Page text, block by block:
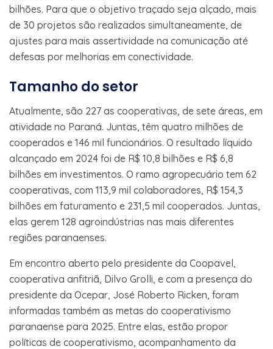
bilhões. Para que o objetivo traçado seja alçado, mais
de 30 projetos são realizados simultaneamente, de
ajustes para mais assertividade na comunicação até
defesas por melhorias em conectividade.
Tamanho do setor
Atualmente, são 227 as cooperativas, de sete áreas, em
atividade no Paraná. Juntas, têm quatro milhões de
cooperados e 146 mil funcionários. O resultado líquido
alcançado em 2024 foi de R$ 10,8 bilhões e R$ 6,8
bilhões em investimentos. O ramo agropecuário tem 62
cooperativas, com 113,9 mil colaboradores, R$ 154,3
bilhões em faturamento e 231,5 mil cooperados. Juntas,
elas gerem 128 agroindústrias nas mais diferentes
regiões paranaenses.
Em encontro aberto pelo presidente da Coopavel,
cooperativa anfitriã, Dilvo Grolli, e com a presença do
presidente da Ocepar, José Roberto Ricken, foram
informadas também as metas do cooperativismo
paranaense para 2025. Entre elas, estão propor
políticas de cooperativismo, acompanhamento da